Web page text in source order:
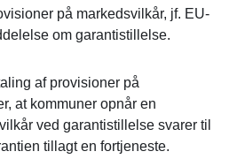
på markedsvilkår, jf. EU-
om garantistillelse.
af provisioner på
at kommuner opnår en
ved garantistillelse svarer til
tillagt en fortjeneste.